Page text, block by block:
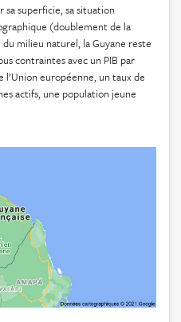
superficie, sa situation
(doublement de la
milieu naturel, la Guyane reste
contraintes avec un PIB par
européenne, un taux de
actifs, une population jeune